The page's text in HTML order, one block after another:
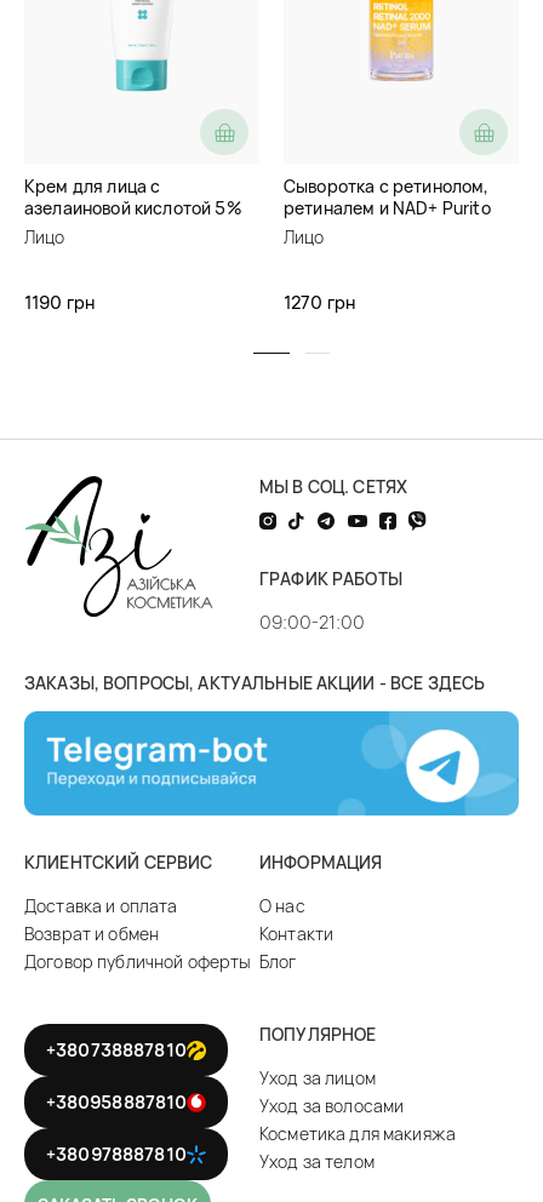
Крем для лица с
азелаиновой кислотой 5%
Skin&Lab Azelaic Acid
Balancing Moisturizer
Лицо
1190 грн
Сыворотка с ретинолом,
ретиналем и NAD+ Purito
Retinol Retinal 2000 NAD+
Serum
Лицо
1270 грн
МЫ В СОЦ. СЕТЯХ
ГРАФИК РАБОТЫ
09:00-21:00
ЗАКАЗЫ, ВОПРОСЫ, АКТУАЛЬНЫЕ АКЦИИ - ВСЕ ЗДЕСЬ
КЛИЕНТСКИЙ СЕРВИС
Доставка и оплата
Возврат и обмен
Договор публичной оферты
ИНФОРМАЦИЯ
О нас
Контакти
Блог
+380738887810
+380958887810
+380978887810
ПОПУЛЯРНОЕ
Уход за лицом
Уход за волосами
Косметика для макияжа
Уход за телом